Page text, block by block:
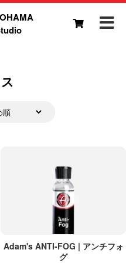
Adam's ANTI-FOG | アンチフォ
グ